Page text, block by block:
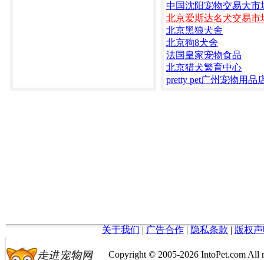
中国沈阳宠物交易大市
北京爱斯达名犬交易市
北京黑狼犬舍
北京狗8犬舍
法国皇家宠物食品
北京猎犬繁育中心
pretty pet广州宠物用品
关于我们 | 广告合作| 隐私条款 | 版权
Copyright © 2005-2026 IntoPet.com